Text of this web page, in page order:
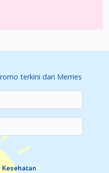
terkini dari Merries
Kesehatan